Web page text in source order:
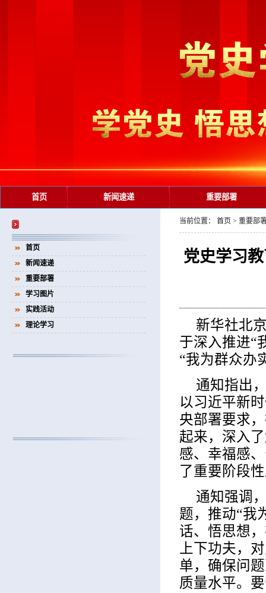
首页 新闻速递 重要部署
首页
新闻速递
重要部署
学习图片
实践活动
理论学习
当前位置： 首页 > 重要部
党史学习
新华社北
于深入推进“
“我为群众办
通知指出
以习近平新
央部署要求
起来，深入
感、幸福感
了重要阶段
通知强调
题，推动“我
话、悟思想
上下功夫，
单，确保问
质量水平。